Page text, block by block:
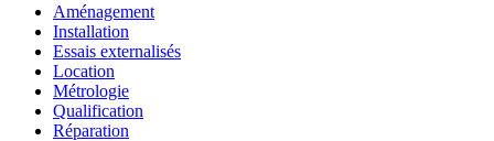
Aménagement
Installation
Essais externalisés
Location
Métrologie
Qualification
Réparation